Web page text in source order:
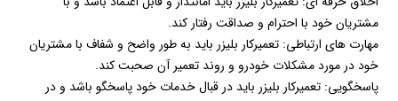
مشتریان خود با احترام و صداقت رفتار کند.
مهارت های ارتباطی: تعمیرکار بلیزر باید به طور واضح و شفاف با مشتریان
خود در مورد مشکلات خودرو و روند تعمیر آن صحبت کند.
پاسخگویی: تعمیرکار بلیزر باید در قبال خدمات خود پاسخگو باشد و در